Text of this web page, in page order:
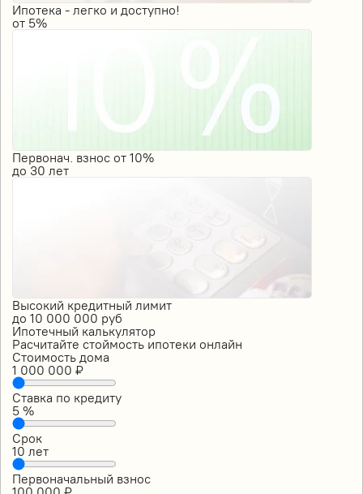
Ипотека - легко и доступно!
от 5%
Первонач. взнос от 10%
до30 лет
Высокий кредитный лимит
до 10 000 000 руб
Ипотечный калькулятор
Расчитайте стоймость ипотеки онлайн
Стоимость дома
1 000 000 ₽
Ставка по кредиту
5 %
Срок
10 лет
Первоначальный взнос